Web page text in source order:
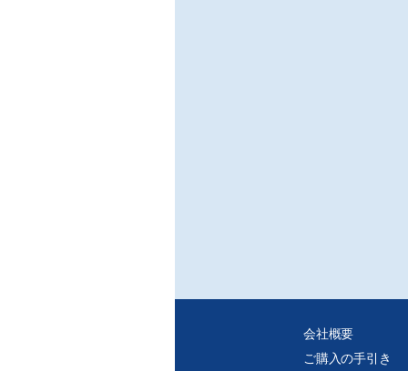
会社概要
ご購入の手引き